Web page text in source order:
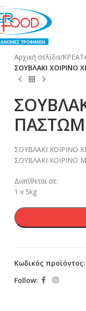
Αρχική σελίδα/
ΣΟΥΒΛΑΚΙ
ΣΟΥΒΛΑΚΙ ΧΟΙΡΙΝΟ
ΣΟΥΒΛΑΚΙ ΧΟΙΡΙΝΟ
Διατίθεται σε:
1 x 5kg
Κωδικός προϊόντος:
Follow: